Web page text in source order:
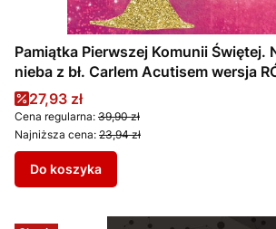
Pamiątka Pierwszej Komunii Świętej.
nieba z bł. Carlem Acutisem wersja
Cena promocyjna
27,93 zł
Cena regularna: 39,90 zł
Najniższa cena: 23,94 zł
Do koszyka